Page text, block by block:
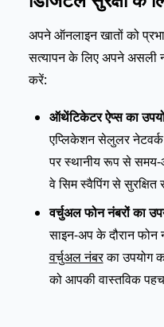
अपने ऑनलाइन खातों को
सत्यापन के लिए अपने असली
करें:
ऑथेंटिकेटर ऐप्स का
एप्लिकेशन सेलुलर नेटवर्क
पर स्थानीय रूप से
वे सिम स्वैपिंग से सुरक्षित
वर्चुअल फोन नंबरों का
साइन-अप के दौरान
वर्चुअल नंबरका उपयोग
को आपकी वास्तविक